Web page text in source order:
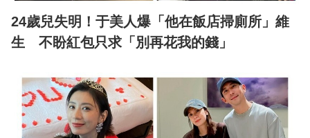
24歲兒失明！于美人爆「他在飯店掃廁所」維
生 不盼紅包只求「別再花我的錢」